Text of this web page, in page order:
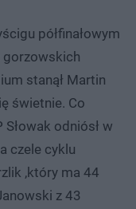
półfinałowym
gorzowskich
stanął Martin
świetnie. Co
odniósł w
czele cyklu
,który ma 44
z 43